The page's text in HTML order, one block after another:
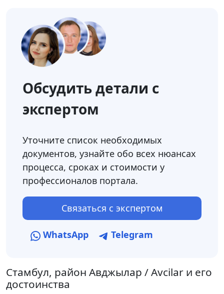
Обсудить детали с
экспертом
Уточните список необходимых
документов, узнайте обо всех нюансах
процесса, сроках и стоимости у
профессионалов портала.
Связаться с экспертом
WhatsApp Telegram
Стамбул, район Авджылар / Avcilar и его
достоинства